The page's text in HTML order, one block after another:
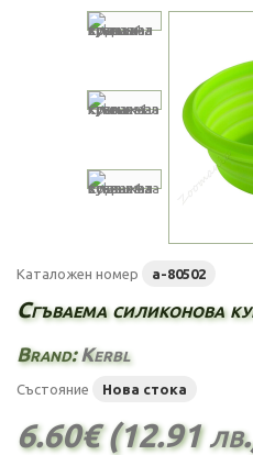
Каталожен номер a-80502
Сгъваема силиконова
Brand:Kerbl
Състояние Нова стока
6.60€ (12.91